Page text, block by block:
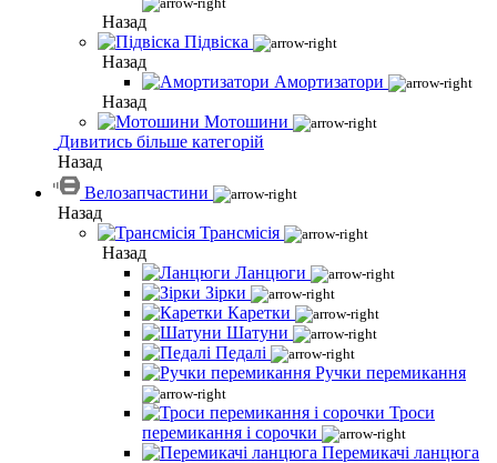
Назад
Підвіска
Назад
Амортизатори
Назад
Мотошини
Дивитись більше категорій
Назад
Велозапчастини
Назад
Трансмісія
Назад
Ланцюги
Зірки
Каретки
Шатуни
Педалі
Ручки перемикання
Троси
перемикання і сорочки
Перемикачі ланцюга